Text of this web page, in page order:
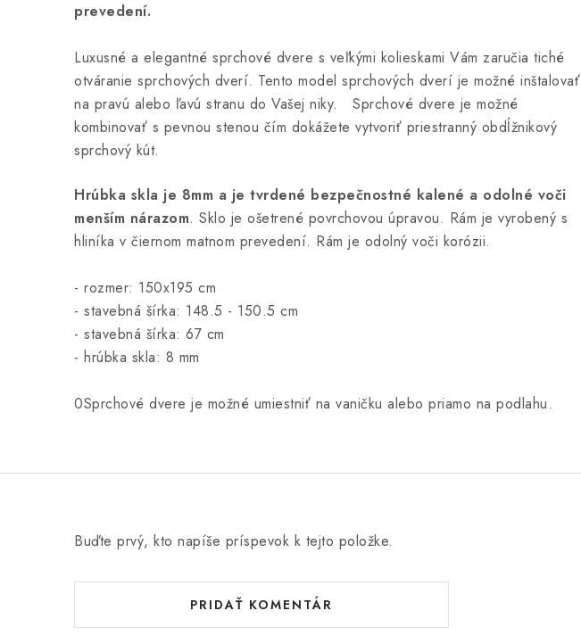
prevedení.
Luxusné a elegantné sprchové dvere s veľkými kolieskami Vám zaručia tiché
otváranie sprchových dverí. Tento model sprchových dverí je možné inštalovať
na pravú alebo ľavú stranu do Vašej niky. Sprchové dvere je možné
kombinovať s pevnou stenou čím dokážete vytvoriť priestranný obdĺžnikový
sprchový kút.
Hrúbka skla je 8mm a je tvrdené bezpečnostné kalené a odolné voči
menším nárazom. Sklo je ošetrené povrchovou úpravou. Rám je vyrobený s
hliníka v čiernom matnom prevedení. Rám je odolný voči korózii.
- rozmer: 150x195 cm
- stavebná šírka: 148.5 - 150.5 cm
- stavebná šírka: 67 cm
- hrúbka skla: 8 mm
0Sprchové dvere je možné umiestniť na vaničku alebo priamo na podlahu.
Buďte prvý, kto napíše príspevok k tejto položke.
PRIDAŤ KOMENTÁR